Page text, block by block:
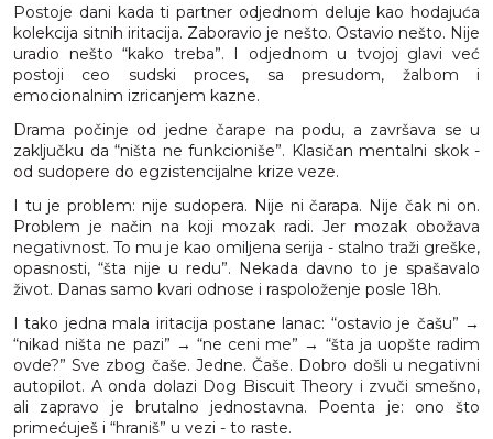
Postoje dani kada ti partner odjednom deluje kao hodajuća
kolekcija sitnih iritacija. Zaboravio je nešto. Ostavio nešto. Nije
uradio nešto “kako treba”. I odjednom u tvojoj glavi već
postoji ceo sudski proces, sa presudom, žalbom i
emocionalnim izricanjem kazne.
Drama počinje od jedne čarape na podu, a završava se u
zaključku da “ništa ne funkcioniše”. Klasičan mentalni skok -
od sudopere do egzistencijalne krize veze.
I tu je problem: nije sudopera. Nije ni čarapa. Nije čak ni on.
Problem je način na koji mozak radi. Jer mozak obožava
negativnost. To mu je kao omiljena serija - stalno traži greške,
opasnosti, “šta nije u redu”. Nekada davno to je spašavalo
život. Danas samo kvari odnose i raspoloženje posle 18h.
I tako jedna mala iritacija postane lanac: “ostavio je čašu” →
“nikad ništa ne pazi” → “ne ceni me” → “šta ja uopšte radim
ovde?” Sve zbog čaše. Jedne. Čaše. Dobro došli u negativni
autopilot. A onda dolazi Dog Biscuit Theory i zvuči smešno,
ali zapravo je brutalno jednostavna. Poenta je: ono što
primećuješ i “hraniš” u vezi - to raste.